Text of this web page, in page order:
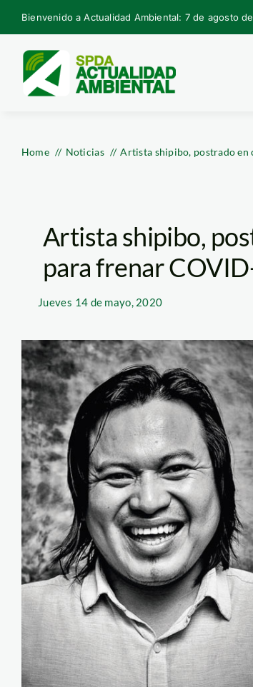
Skip
to
content
Bienvenido a Actualidad Ambiental: 7 de agosto
Home Noticias Artista shipibo, postrado en
Artista shipibo,
para frenar
Jueves 14 de mayo, 2020